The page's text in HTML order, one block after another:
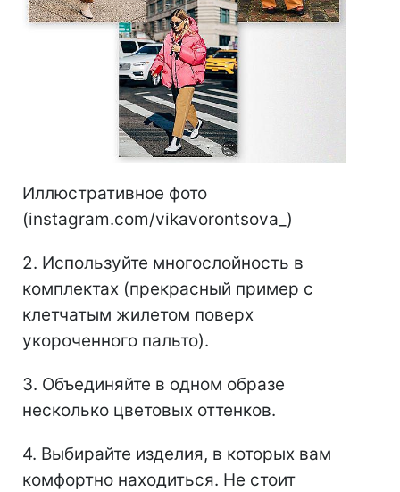
Иллюстративное фото
(instagram.com/vikavorontsova_)
2. Используйте многослойность в
комплектах (прекрасный пример с
клетчатым жилетом поверх
укороченного пальто).
3. Объединяйте в одном образе
несколько цветовых оттенков.
4. Выбирайте изделия, в которых вам
комфортно находиться. Не стоит